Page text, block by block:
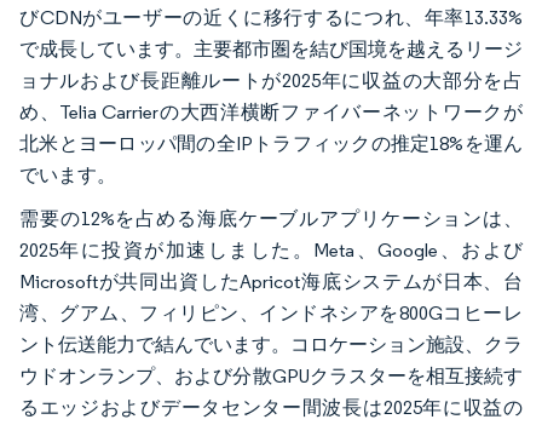
びCDNがユーザーの近くに移行するにつれ、年率13.33%
で成長しています。主要都市圏を結び国境を越えるリージ
ョナルおよび長距離ルートが2025年に収益の大部分を占
め、Telia Carrierの大西洋横断ファイバーネットワークが
北米とヨーロッパ間の全IPトラフィックの推定18%を運ん
でいます。
需要の12%を占める海底ケーブルアプリケーションは、
2025年に投資が加速しました。Meta、Google、および
Microsoftが共同出資したApricot海底システムが日本、台
湾、グアム、フィリピン、インドネシアを800Gコヒーレ
ント伝送能力で結んでいます。コロケーション施設、クラ
ウドオンランプ、および分散GPUクラスターを相互接続す
るエッジおよびデータセンター間波長は2025年に収益の